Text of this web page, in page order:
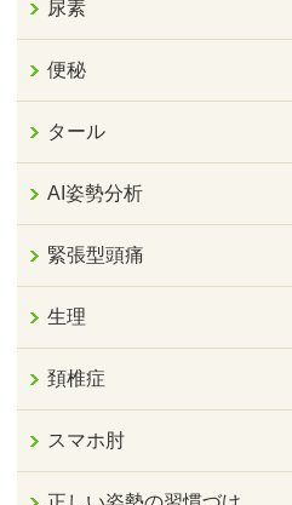
尿素
便秘
タール
AI姿勢分析
緊張型頭痛
生理
頚椎症
スマホ肘